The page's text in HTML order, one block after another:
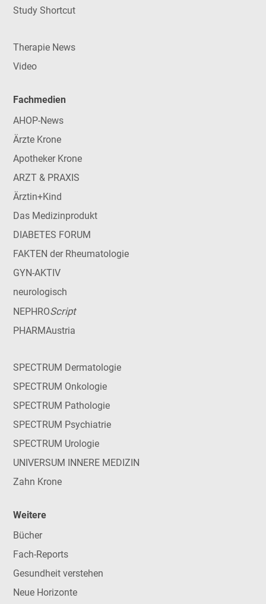
Study Shortcut
Therapie News
Video
Fachmedien
AHOP-News
Ärzte Krone
Apotheker Krone
ARZT & PRAXIS
Ärztin+Kind
Das Medizinprodukt
DIABETES FORUM
FAKTEN der Rheumatologie
GYN-AKTIV
neurologisch
NEPHROScript
PHARMAustria
SPECTRUM Dermatologie
SPECTRUM Onkologie
SPECTRUM Pathologie
SPECTRUM Psychiatrie
SPECTRUM Urologie
UNIVERSUM INNERE MEDIZIN
Zahn Krone
Weitere
Bücher
Fach-Reports
Gesundheit verstehen
Neue Horizonte